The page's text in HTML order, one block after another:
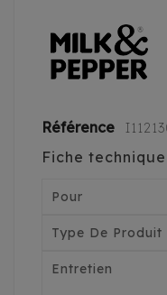
Référence
Fiche technique
Pour
Type De Produit
Entretien